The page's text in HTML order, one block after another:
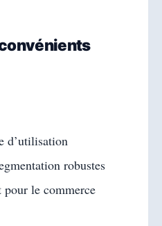
d’utilisation
robustes
pour le commerce